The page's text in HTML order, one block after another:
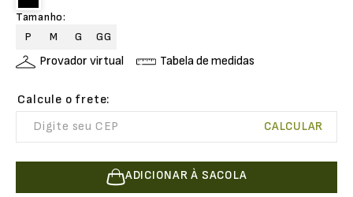
Tamanho:
P
M G GG
Provador virtual Tabela de medidas
ADICIONAR À SACOLA